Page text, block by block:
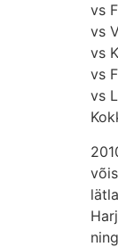
vs
vs
vs
vs
vs